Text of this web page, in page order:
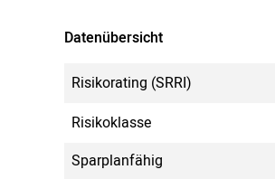
Datenübersicht
Risikorating (SRRI)
Risikoklasse
Sparplanfähig